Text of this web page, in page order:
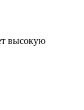
высокую